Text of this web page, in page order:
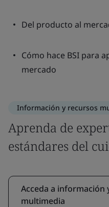
Del producto al
Cómo hace BSI para
mercado
Información y recursos
Aprenda de
estándares del
Acceda a información
multimedia